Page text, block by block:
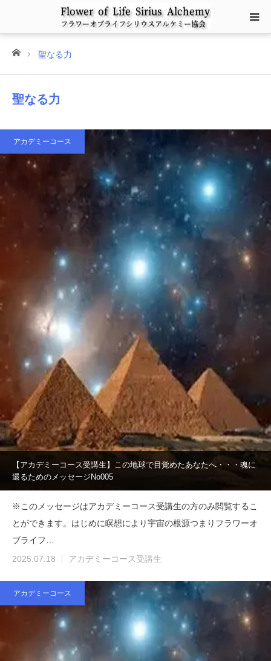
ホーム聖なる力
聖なる力
アカデミーコース
【アカデミーコース受講生】この地球で目覚めたあなたへ・・・魂に
還るためのメッセージNo005
※このメッセージはアカデミーコース受講生の方のみ閲覧するこ
とができます。はじめに瞑想により宇宙の根源つまりフラワーオ
ブライフ…
2025.07.18
アカデミーコース受講生
アカデミーコース